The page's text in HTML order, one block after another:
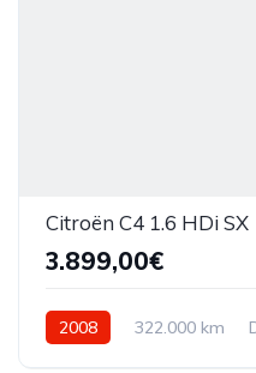
Citroën C4 1.6 HDi SX
3.899,00€
2008 322.000 km